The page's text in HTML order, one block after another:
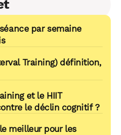
par semaine
Training) définition,
et le HIIT
le déclin cognitif ?
meilleur pour les